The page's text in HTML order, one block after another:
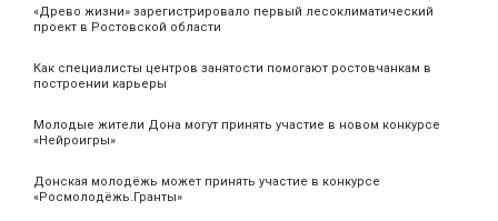
«Древо жизни» зарегистрировало первый лесоклиматический
проект в Ростовской области
Как специалисты центров занятости помогают ростовчанкам в
построении карьеры
Молодые жители Дона могут принять участие в новом конкурсе
«Нейроигры»
Донская молодёжь может принять участие в конкурсе
«Росмолодёжь.Гранты»